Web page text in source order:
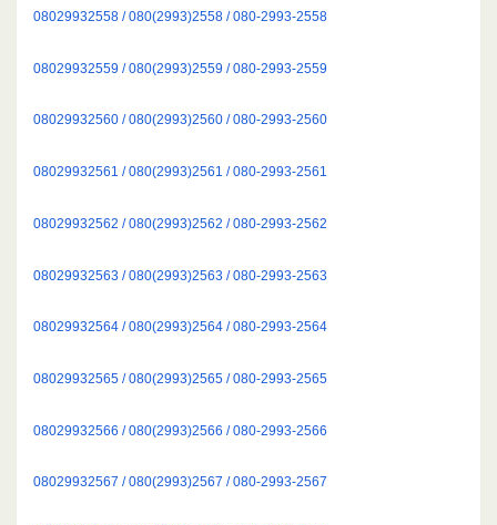
08029932558 / 080(2993)2558 / 080-2993-2558
08029932559 / 080(2993)2559 / 080-2993-2559
08029932560 / 080(2993)2560 / 080-2993-2560
08029932561 / 080(2993)2561 / 080-2993-2561
08029932562 / 080(2993)2562 / 080-2993-2562
08029932563 / 080(2993)2563 / 080-2993-2563
08029932564 / 080(2993)2564 / 080-2993-2564
08029932565 / 080(2993)2565 / 080-2993-2565
08029932566 / 080(2993)2566 / 080-2993-2566
08029932567 / 080(2993)2567 / 080-2993-2567